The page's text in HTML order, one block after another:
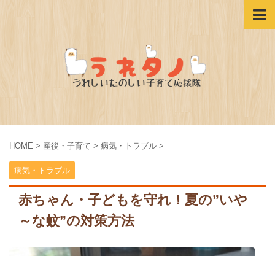
HOME > 産後・子育て > 病気・トラブル >
病気・トラブル
赤ちゃん・子どもを守れ！夏の”いや
～な蚊”の対策方法